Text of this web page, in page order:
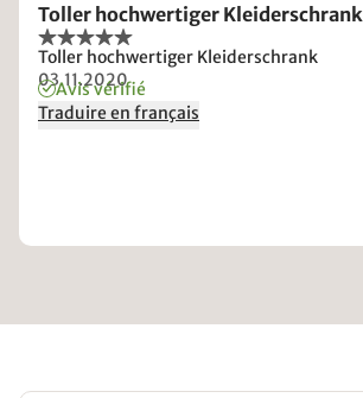
Toller hochwertiger Kleiderschrank
Toller hochwertiger Kleiderschrank
03.11.2020
Avis vérifié
Traduire en français